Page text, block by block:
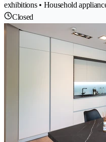
exhibitions • Household
Closed